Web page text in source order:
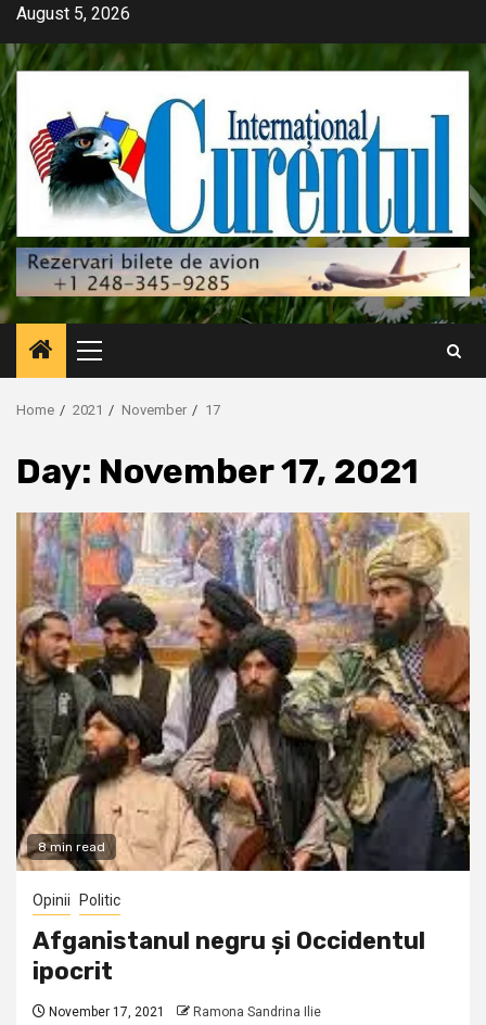
Skip
content
August 5, 2026
Primary
Menu
Home 2021 November 17
Day: November 17, 2021
8 min read
Opinii Politic
Afganistanul negru și Occidentul
ipocrit
November 17, 2021 Ramona Sandrina Ilie